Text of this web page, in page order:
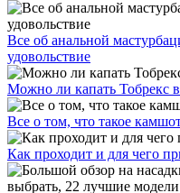
Все об анальной
удовольствие
Можно ли капать Тобрекс
Все о том, что такое
Как проходит и для чего